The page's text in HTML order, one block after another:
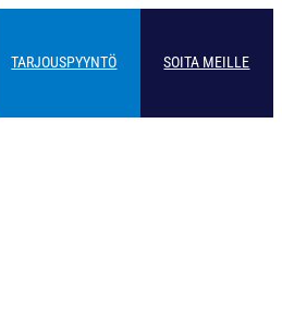
TARJOUSPYYNTÖ SOITA MEILLE